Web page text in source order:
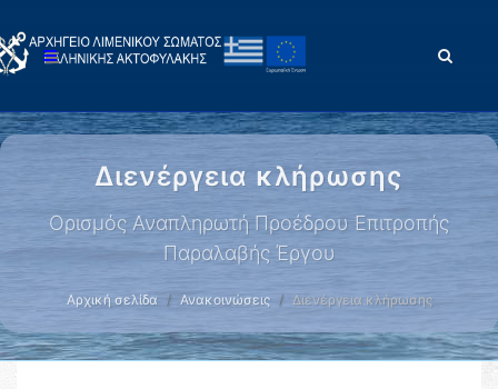
Διενέργεια κλήρωσης
Ορισμός Αναπληρωτή Προέδρου Επιτροπής
Παραλαβής Έργου
Αρχική σελίδα Ανακοινώσεις Διενέργεια κλήρωσης